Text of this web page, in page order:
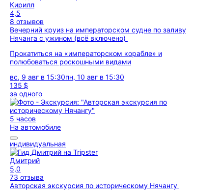
Кирилл
4,5
8 отзывов
Вечерний круиз на императорском судне по заливу
Нячанга с ужином (всё включено)
Прокатиться на «императорском корабле» и
полюбоваться роскошными видами
вс, 9 авг в 15:30пн, 10 авг в 15:30
135 $
за одного
5 часов
На автомобиле
индивидуальная
Дмитрий
5,0
73 отзыва
Авторская экскурсия по историческому Нячангу